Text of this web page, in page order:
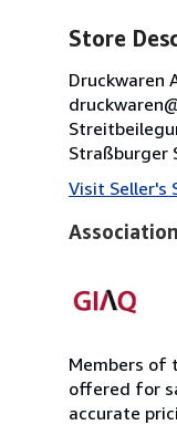
Store
Druckwaren
Straßburger
Visit Seller's
Members of
offered for
accurate